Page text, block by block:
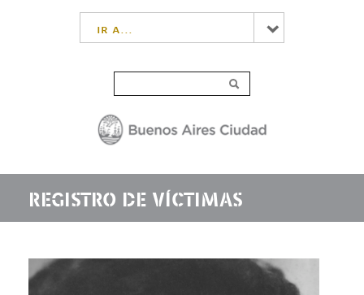
ir a...
REGISTRO DE VÍCTIMAS